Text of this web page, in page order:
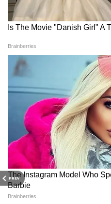
PREV
RECOMMENDED STORIES